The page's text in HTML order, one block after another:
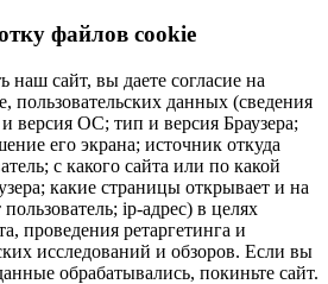
файлов cookie
наш сайт, вы даете согласие на
пользовательских данных (сведения
версия ОС; тип и версия Браузера;
его экрана; источник откуда
с какого сайта или по какой
какие страницы открывает и на
ip-адрес) в целях
проведения ретаргетинга и
исследований и обзоров. Если вы
обрабатывались, покиньте сайт.